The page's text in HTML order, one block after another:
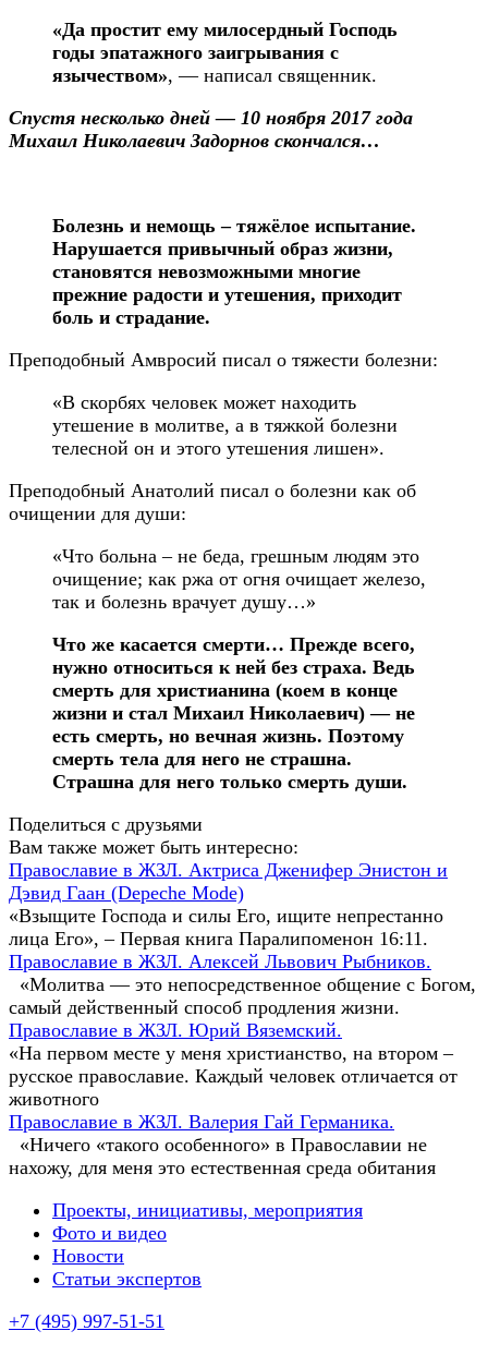
«Да простит ему милосердный Господь
годы эпатажного заигрывания с
язычеством», — написал священник.
Спустя несколько дней — 10 ноября 2017 года
Михаил Николаевич Задорнов скончался…
Болезнь и немощь – тяжёлое испытание.
Нарушается привычный образ жизни,
становятся невозможными многие
прежние радости и утешения, приходит
боль и страдание.
Преподобный Амвросий писал о тяжести болезни:
«В скорбях человек может находить
утешение в молитве, а в тяжкой болезни
телесной он и этого утешения лишен».
Преподобный Анатолий писал о болезни как об
очищении для души:
«Что больна – не беда, грешным людям это
очищение; как ржа от огня очищает железо,
так и болезнь врачует душу…»
Что же касается смерти… Прежде всего,
нужно относиться к ней без страха. Ведь
смерть для христианина (коем в конце
жизни и стал Михаил Николаевич) — не
есть смерть, но вечная жизнь. Поэтому
смерть тела для него не страшна.
Страшна для него только смерть души.
Поделиться с друзьями
Вам также может быть интересно:
Православие в ЖЗЛ. Актриса Дженифер Энистон и
Дэвид Гаан (Depeche Mode)
«Взыщите Господа и силы Его, ищите непрестанно
лица Его», – Первая книга Паралипоменон 16:11.
Православие в ЖЗЛ. Алексей Львович Рыбников.
«Молитва — это непосредственное общение с Богом,
самый действенный способ продления жизни.
Православие в ЖЗЛ. Юрий Вяземский.
«На первом месте у меня христианство, на втором –
русское православие. Каждый человек отличается от
животного
Православие в ЖЗЛ. Валерия Гай Германика.
«Ничего «такого особенного» в Православии не
нахожу, для меня это естественная среда обитания
Проекты, инициативы, мероприятия
Фото и видео
Новости
Статьи экспертов
+7 (495) 997-51-51